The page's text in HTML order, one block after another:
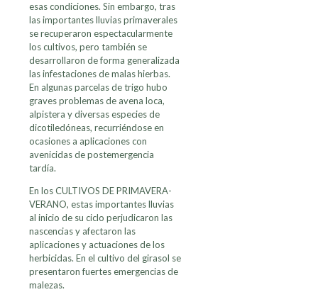
esas condiciones. Sin embargo, tras
las importantes lluvias primaverales
se recuperaron espectacularmente
los cultivos, pero también se
desarrollaron de forma generalizada
las infestaciones de malas hierbas.
En algunas parcelas de trigo hubo
graves problemas de avena loca,
alpistera y diversas especies de
dicotiledóneas, recurriéndose en
ocasiones a aplicaciones con
avenicidas de postemergencia
tardía.
En los CULTIVOS DE PRIMAVERA-
VERANO, estas importantes lluvias
al inicio de su ciclo perjudicaron las
nascencias y afectaron las
aplicaciones y actuaciones de los
herbicidas. En el cultivo del girasol se
presentaron fuertes emergencias de
malezas.